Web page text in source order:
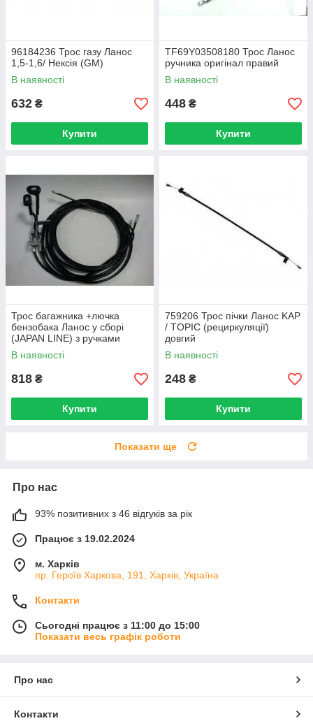
96184236 Трос газу Ланос
1,5-1,6/ Нексія (GM)
В наявності
632 ₴
Купити
TF69Y03508180 Трос Ланос
ручника оригінал правий
В наявності
448 ₴
Купити
Трос багажника +лючка
бензобака Ланос у сборі
(JAPAN LINE) з ручками
В наявності
818 ₴
Купити
759206 Трос пічки Ланос KAP
/ TOPIC (рециркуляції)
довгий
В наявності
248 ₴
Купити
Показати ще
Про нас
93% позитивних з 46 відгуків за рік
Працює з 19.02.2024
м. Харків
пр. Героїв Харкова, 191, Харків, Україна
Контакти
Сьогодні працює з 11:00 до 15:00
Показати весь графік роботи
Про нас
Контакти